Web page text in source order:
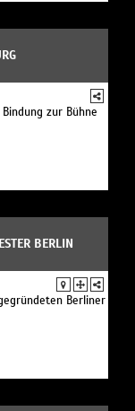
zur Bühne
BERLIN
Berliner